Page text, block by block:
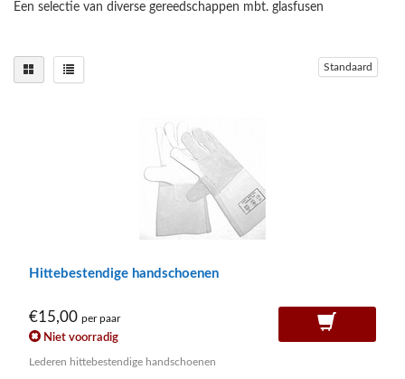
Een selectie van diverse gereedschappen mbt. glasfusen
Standaard
Hittebestendige handschoenen
€15,00 per paar
Niet voorradig
Lederen hittebestendige handschoenen